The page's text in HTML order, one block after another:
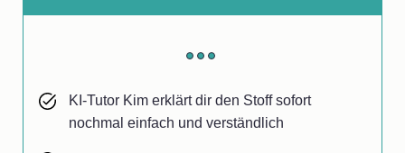
KI-Tutor Kim erklärt dir den Stoff sofort
nochmal einfach und verständlich